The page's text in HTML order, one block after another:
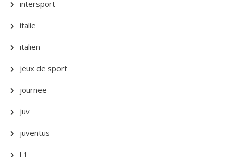
intersport
italie
italien
jeux de sport
journee
juv
juventus
l 1